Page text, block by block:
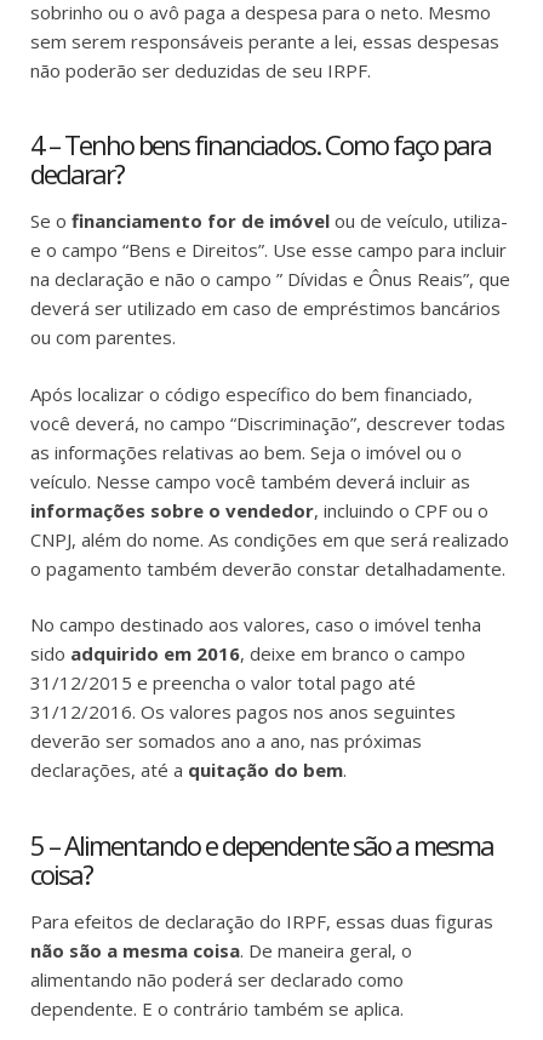
sobrinho ou o avô paga a despesa para o neto. Mesmo
sem serem responsáveis perante a lei, essas despesas
não poderão ser deduzidas de seu IRPF.
4 – Tenho bens financiados. Como faço para
declarar?
Se o financiamento for de imóvel ou de veículo, utiliza-
e o campo “Bens e Direitos”. Use esse campo para incluir
na declaração e não o campo ” Dívidas e Ônus Reais”, que
deverá ser utilizado em caso de empréstimos bancários
ou com parentes.
Após localizar o código específico do bem financiado,
você deverá, no campo “Discriminação”, descrever todas
as informações relativas ao bem. Seja o imóvel ou o
veículo. Nesse campo você também deverá incluir as
informações sobre o vendedor, incluindo o CPF ou o
CNPJ, além do nome. As condições em que será realizado
o pagamento também deverão constar detalhadamente.
No campo destinado aos valores, caso o imóvel tenha
sido adquirido em 2016, deixe em branco o campo
31/12/2015 e preencha o valor total pago até
31/12/2016. Os valores pagos nos anos seguintes
deverão ser somados ano a ano, nas próximas
declarações, até a quitação do bem.
5 – Alimentando e dependente são a mesma
coisa?
Para efeitos de declaração do IRPF, essas duas figuras
não são a mesma coisa. De maneira geral, o
alimentando não poderá ser declarado como
dependente. E o contrário também se aplica.